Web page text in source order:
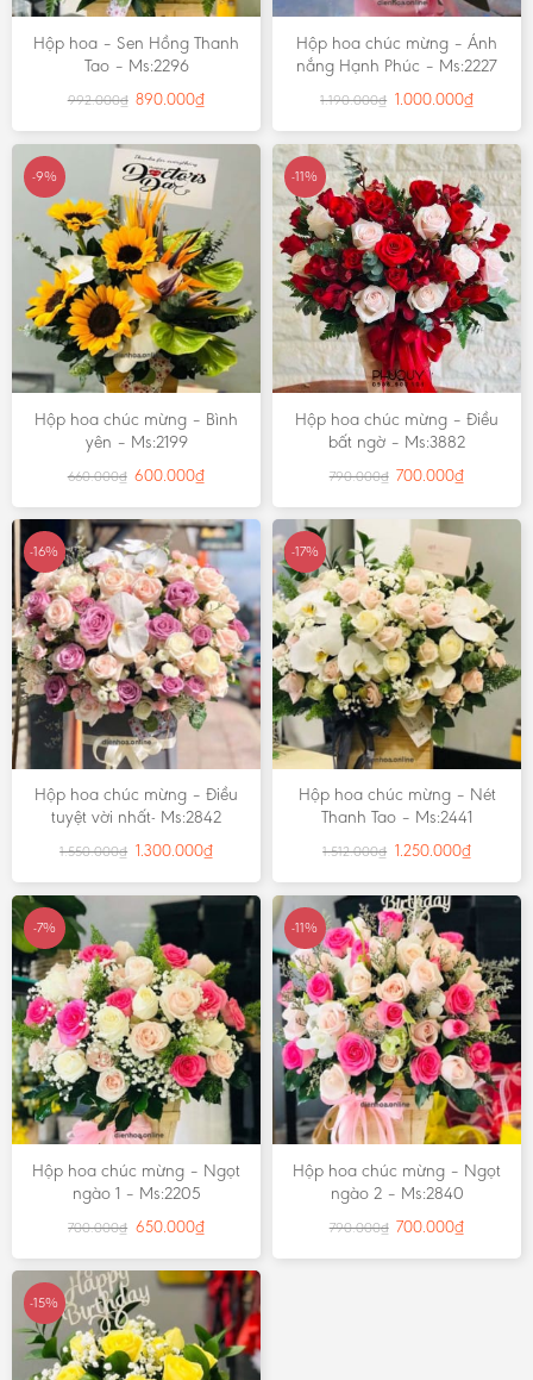
Hộp hoa – Sen Hồng Thanh
Tao – Ms:2296
992.000₫ 890.000₫
Hộp hoa chúc mừng – Ánh
nắng Hạnh Phúc – Ms:2227
1.190.000₫ 1.000.000₫
-9%
Hộp hoa chúc mừng – Bình
yên – Ms:2199
660.000₫ 600.000₫
-11%
Hộp hoa chúc mừng – Điều
bất ngờ – Ms:3882
790.000₫ 700.000₫
-16%
Hộp hoa chúc mừng – Điều
tuyệt vời nhất- Ms:2842
1.550.000₫ 1.300.000₫
-17%
Hộp hoa chúc mừng – Nét
Thanh Tao – Ms:2441
1.512.000₫ 1.250.000₫
-7%
Hộp hoa chúc mừng – Ngọt
ngào 1 – Ms:2205
700.000₫ 650.000₫
-11%
Hộp hoa chúc mừng – Ngọt
ngào 2 – Ms:2840
790.000₫ 700.000₫
-15%